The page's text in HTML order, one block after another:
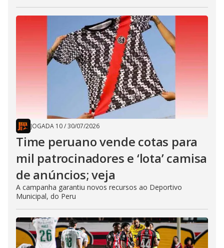
JOGADA 10/30/07/2026
Time peruano vende cotas para
mil patrocinadores e ‘lota’ camisa
de anúncios; veja
A campanha garantiu novos recursos ao Deportivo
Municipal, do Peru